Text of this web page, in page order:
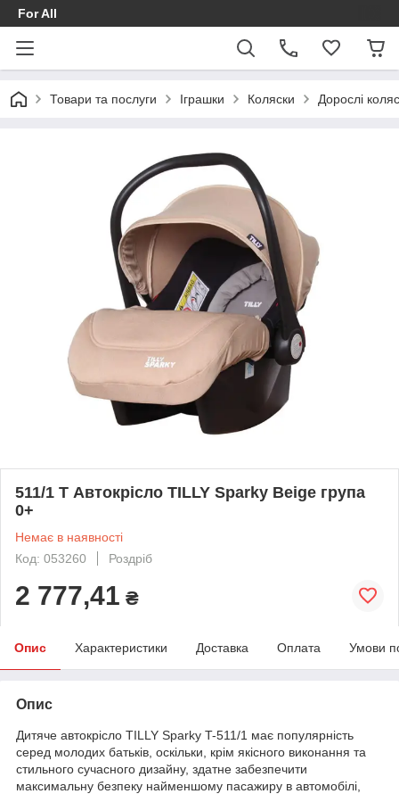
For All
Товари та послуги Іграшки Коляски Дорослі
511/1 T Автокрісло TILLY Sparky Beige група
0+
Немає в наявності
Код: 053260
Роздріб
2 777,41 ₴
Опис Характеристики Доставка Оплата Умови
Опис
Дитяче автокрісло TILLY Sparky T-511/1 має популярність
серед молодих батьків, оскільки, крім якісного виконання та
стильного сучасного дизайну, здатне забезпечити
максимальну безпеку найменшому пасажиру в автомобілі,